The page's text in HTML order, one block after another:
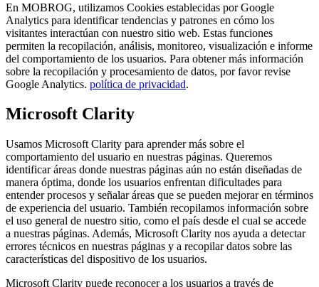
En MOBROG, utilizamos Cookies establecidas por Google
Analytics para identificar tendencias y patrones en cómo los
visitantes interactúan con nuestro sitio web. Estas funciones
permiten la recopilación, análisis, monitoreo, visualización e informe
del comportamiento de los usuarios. Para obtener más información
sobre la recopilación y procesamiento de datos, por favor revise
Google Analytics. política de privacidad.
Microsoft Clarity
Usamos Microsoft Clarity para aprender más sobre el
comportamiento del usuario en nuestras páginas. Queremos
identificar áreas donde nuestras páginas aún no están diseñadas de
manera óptima, donde los usuarios enfrentan dificultades para
entender procesos y señalar áreas que se pueden mejorar en términos
de experiencia del usuario. También recopilamos información sobre
el uso general de nuestro sitio, como el país desde el cual se accede
a nuestras páginas. Además, Microsoft Clarity nos ayuda a detectar
errores técnicos en nuestras páginas y a recopilar datos sobre las
características del dispositivo de los usuarios.
Microsoft Clarity puede reconocer a los usuarios a través de